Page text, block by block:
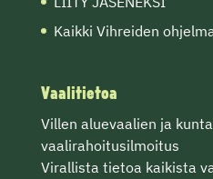
Kaikki Vihreiden
Vaalitietoa
Villen aluevaalien ja
vaalirahoitusilmoitus
Virallista tietoa kaikista